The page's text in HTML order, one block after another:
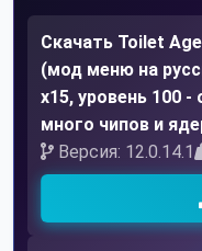
Скачать Toilet
(мод меню на
x15, уровень 100
много чипов и
Версия: 12.0.14.1